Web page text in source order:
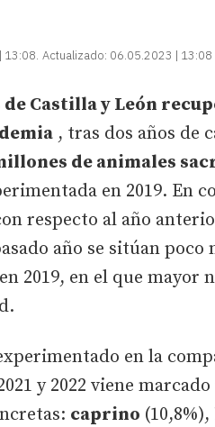
13:08 Actualizado: 06.05.2023 | 13:08
Castilla y León
, tras dos años de
de animales
en 2019. En
respecto al año
año se sitúan poco
2019, en el que mayor
en la
y 2022 viene
caprino (10,8%),